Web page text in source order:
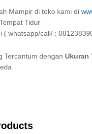
Mampir di toko kami di
Tidur
( whatsapp/call/ :
Tercantum dengan Ukuran